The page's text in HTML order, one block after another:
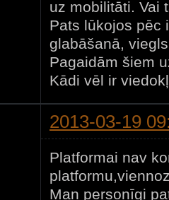
uz mobilitāti. Vai
Pats lūkojos pēc
glabāšanā,
Pagaidām šiem
Kādi vēl ir
2013-03-19
Platformai nav
Man personīgi